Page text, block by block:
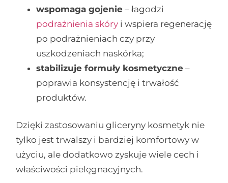
wspomaga gojenie – łagodzi
podrażnienia skóry i wspiera regenerację
po podrażnieniach czy przy
uszkodzeniach naskórka;
stabilizuje formuły kosmetyczne –
poprawia konsystencję i trwałość
produktów.
Dzięki zastosowaniu gliceryny kosmetyk nie
tylko jest trwalszy i bardziej komfortowy w
użyciu, ale dodatkowo zyskuje wiele cech i
właściwości pielęgnacyjnych.